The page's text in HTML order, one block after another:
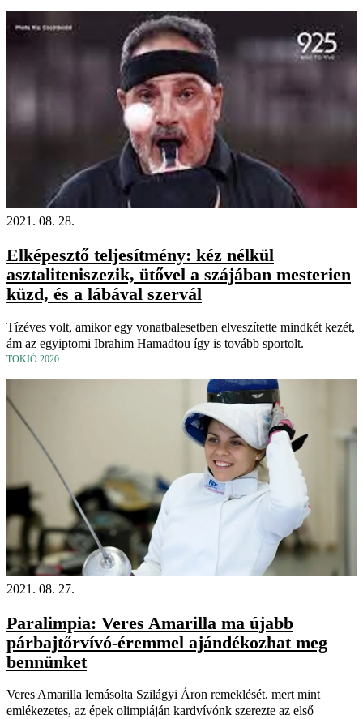
2021. 08. 28.
Elképesztő teljesítmény: kéz nélkül
asztaliteniszezik, ütővel a szájában mesterien
küzd, és a lábával szervál
Tízéves volt, amikor egy vonatbalesetben elveszítette mindkét kezét,
ám az egyiptomi Ibrahim Hamadtou így is tovább sportolt.
TOKIÓ 2020
2021. 08. 27.
Paralimpia: Veres Amarilla ma újabb
párbajtőrvívó-éremmel ajándékozhat meg
bennünket
Veres Amarilla lemásolta Szilágyi Áron remeklését, mert mint
emlékezetes, az épek olimpiáján kardvívónk szerezte az első